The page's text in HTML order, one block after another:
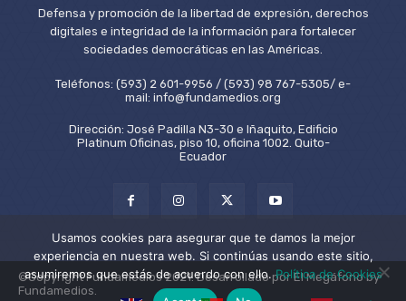
Defensa y promoción de la libertad de expresión, derechos
digitales e integridad de la información para fortalecer
sociedades democráticas en las Américas.
Teléfonos: (593) 2 601-9956 / (593) 98 767-5305/ e-
mail: info@fundamedios.org
Dirección: José Padilla N3-30 e Iñaquito, Edificio
Platinum Oficinas, piso 10, oficina 1002. Quito-
Ecuador
©Copyright Fundamedios 2021. Desarrollado por El Megáfono by
Fundamedios.
Usamos cookies para asegurar que te damos la mejor
experiencia en nuestra web. Si continúas usando este sitio,
asumiremos que estás de acuerdo con ello.Política de Cookies